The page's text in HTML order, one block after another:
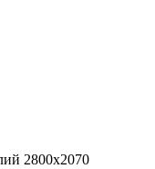
2800х2070